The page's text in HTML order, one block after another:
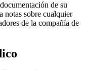
de su
notas sobre cualquier
de la compañía de